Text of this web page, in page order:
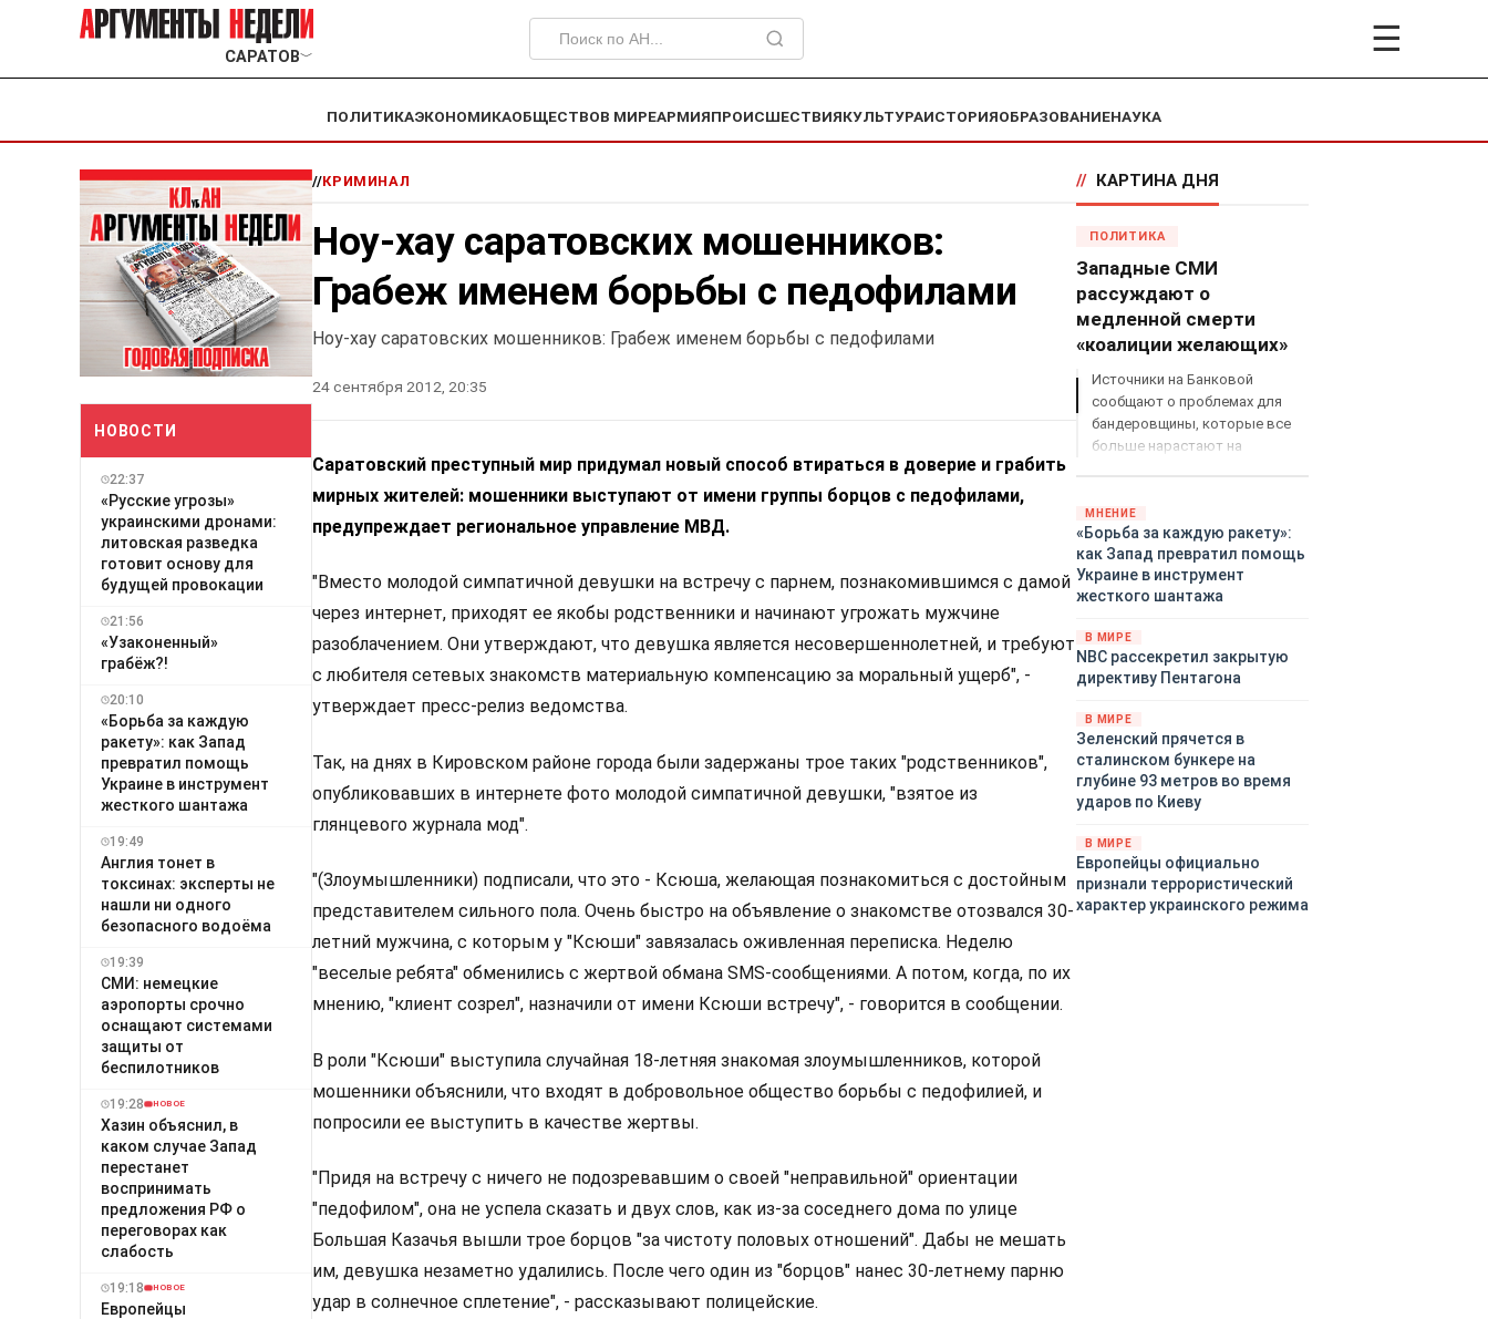
САРАТОВ﹀ ☰
ПОЛИТИКАЭКОНОМИКАОБЩЕСТВОВ МИРЕАРМИЯПРОИСШЕСТВИЯКУЛЬТУРАИСТОРИЯОБРАЗОВАНИЕНАУКА
НОВОСТИ
22:37
«Русские угрозы»
украинскими дронами:
литовская разведка
готовит основу для
будущей провокации
21:56
«Узаконенный»
грабёж?!
20:10
«Борьба за каждую
ракету»: как Запад
превратил помощь
Украине в инструмент
жесткого шантажа
19:49
Англия тонет в
токсинах: эксперты не
нашли ни одного
безопасного водоёма
19:39
СМИ: немецкие
аэропорты срочно
оснащают системами
защиты от
беспилотников
19:28 НОВОЕ
Хазин объяснил, в
каком случае Запад
перестанет
воспринимать
предложения РФ о
переговорах как
слабость
19:18 НОВОЕ
Европейцы
//КРИМИНАЛ
Ноу-хау саратовских мошенников:
Грабеж именем борьбы с педофилами
Ноу-хау саратовских мошенников: Грабеж именем борьбы с педофилами
24 сентября 2012, 20:35
Саратовский преступный мир придумал новый способ втираться в доверие и грабить
мирных жителей: мошенники выступают от имени группы борцов с педофилами,
предупреждает региональное управление МВД.
"Вместо молодой симпатичной девушки на встречу с парнем, познакомившимся с дамой
через интернет, приходят ее якобы родственники и начинают угрожать мужчине
разоблачением. Они утверждают, что девушка является несовершеннолетней, и требуют
с любителя сетевых знакомств материальную компенсацию за моральный ущерб", -
утверждает пресс-релиз ведомства.
Так, на днях в Кировском районе города были задержаны трое таких "родственников",
опубликовавших в интернете фото молодой симпатичной девушки, "взятое из
глянцевого журнала мод".
"(Злоумышленники) подписали, что это - Ксюша, желающая познакомиться с достойным
представителем сильного пола. Очень быстро на объявление о знакомстве отозвался 30-
летний мужчина, с которым у "Ксюши" завязалась оживленная переписка. Неделю
"веселые ребята" обменились с жертвой обмана SMS-сообщениями. А потом, когда, по их
мнению, "клиент созрел", назначили от имени Ксюши встречу", - говорится в сообщении.
В роли "Ксюши" выступила случайная 18-летняя знакомая злоумышленников, которой
мошенники объяснили, что входят в добровольное общество борьбы с педофилией, и
попросили ее выступить в качестве жертвы.
"Придя на встречу с ничего не подозревавшим о своей "неправильной" ориентации
"педофилом", она не успела сказать и двух слов, как из-за соседнего дома по улице
Большая Казачья вышли трое борцов "за чистоту половых отношений". Дабы не мешать
им, девушка незаметно удалились. После чего один из "борцов" нанес 30-летнему парню
удар в солнечное сплетение", - рассказывают полицейские.
// КАРТИНА ДНЯ
ПОЛИТИКА
Западные СМИ
рассуждают о
медленной смерти
«коалиции желающих»
Источники на Банковой
сообщают о проблемах для
бандеровщины, которые все
больше нарастают на
«страны 404» в следующем
году. Однако киевские
временщики не торопятся
заключать мир - ведь есть
поддержка в ЕС.
Британии и Германии, выборы
во Франции могут полностью
изменить геополитический
ландшафт в мире, пока
Зеленский ожидает выборов
в США.
МНЕНИЕ
«Борьба за каждую ракету»:
как Запад превратил помощь
Украине в инструмент
жесткого шантажа
В МИРЕ
NBC рассекретил закрытую
директиву Пентагона
В МИРЕ
Зеленский прячется в
сталинском бункере на
глубине 93 метров во время
ударов по Киеву
В МИРЕ
Европейцы официально
признали террористический
характер украинского режима